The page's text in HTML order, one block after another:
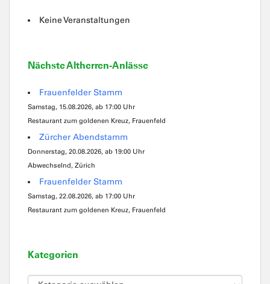
Keine Veranstaltungen
Nächste Altherren-Anlässe
Frauenfelder Stamm
Samstag, 15.08.2026, ab 17:00 Uhr
Restaurant zum goldenen Kreuz, Frauenfeld
Zürcher Abendstamm
Donnerstag, 20.08.2026, ab 19:00 Uhr
Abwechselnd, Zürich
Frauenfelder Stamm
Samstag, 22.08.2026, ab 17:00 Uhr
Restaurant zum goldenen Kreuz, Frauenfeld
Kategorien
Kategorien